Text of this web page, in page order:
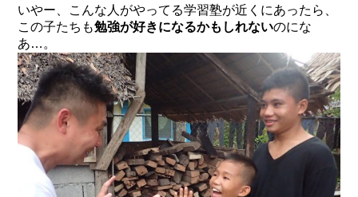
いやー、こんな人がやってる学習塾が近くにあったら、
この子たちも勉強が好きになるかもしれないのにな
あ…。